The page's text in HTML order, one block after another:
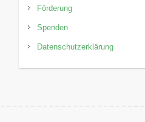
Förderung
Spenden
Datenschutzerklärung